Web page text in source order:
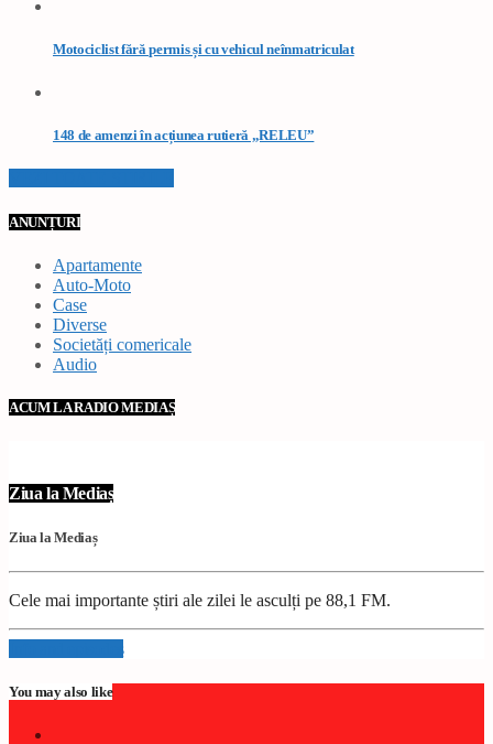
Motociclist fără permis și cu vehicul neînmatriculat
148 de amenzi în acțiunea rutieră „RELEU”
ANUNȚURI
Apartamente
Auto-Moto
Case
Diverse
Societăți comericale
Audio
ACUM LA RADIO MEDIAȘ
Ziua la Mediaș
Ziua la Mediaș
Cele mai importante știri ale zilei le asculți pe 88,1 FM.
Info and episodes
You may also like